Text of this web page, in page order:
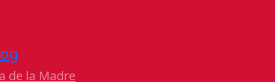
de la Madre